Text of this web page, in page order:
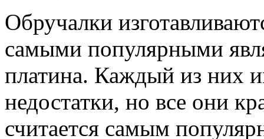
Обручалки
самыми популярными
платина. Каждый из них
недостатки, но все они
считается самым